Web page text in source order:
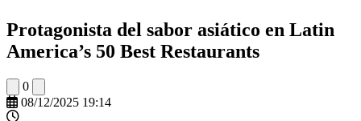
Protagonista del sabor asiático en Latin
America’s 50 Best Restaurants
0
08/12/2025 19:14